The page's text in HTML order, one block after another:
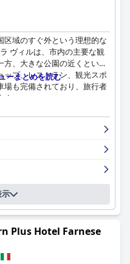
は客室の清潔さと、手入れ
ます。勤勉でフレンドリー
環境を確保し、わずかなメン
テルの清潔さに対する評判
プロ意識が頻繁に言及され
と感じ、手厚いケアを受けて
スクと受付チームは、その
スムーズなチェックインプロ
をもたらしています。
Fiサービスは、一般的にそ
す。客室での接続に時折問
サービスが優れている公共エ
アクセスは良好であるとゲス
、設備が整っていて便利であ
います。フィットネスセン
ルーチンを維持したいと考
す。
域のすぐ外という理想的な
ヴィルは、市内の主要な観
、大きな公園の近くという
プ、レストラン、観光スポ
場も完備されており、旅行者
。
パルマハム、様々な甘くてお
満点で質の高い内容で、概ね
やフレンドリーなスタッフに
楽しまれています。パンの種
が、朝食サービスは清潔さと
常に高い水準、質の高い郷
されています。スタッフのフ
さらに高めていますが、サ
して、レストランは、その
魅力的な雰囲気で高く評価
ーまとめを読む
示
Plus Hotel Farnese